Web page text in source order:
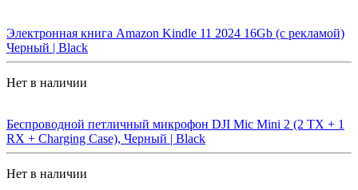
Электронная книга Amazon Kindle 11 2024 16Gb (с рекламой)
Черный | Black
Нет в наличии
Беспроводной петличный микрофон DJI Mic Mini 2 (2 TX + 1
RX + Charging Case), Черный | Black
Нет в наличии